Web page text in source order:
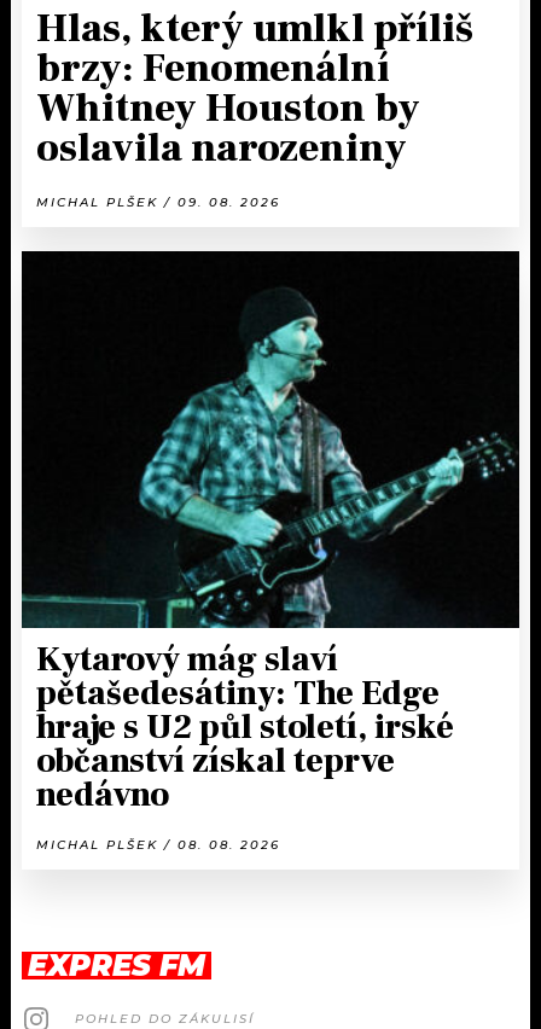
Hlas, který umlkl příliš
brzy: Fenomenální
Whitney Houston by
oslavila narozeniny
MICHAL PLŠEK / 09. 08. 2026
Kytarový mág slaví
pětašedesátiny: The Edge
hraje s U2 půl století, irské
občanství získal teprve
nedávno
MICHAL PLŠEK / 08. 08. 2026
EXPRES FM
POHLED DO ZÁKULISÍ